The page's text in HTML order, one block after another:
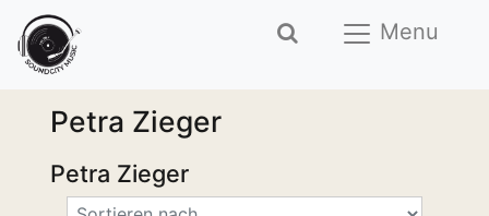
Menu
Petra Zieger
Petra Zieger